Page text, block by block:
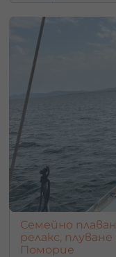
Семейно
релакс,
Поморие